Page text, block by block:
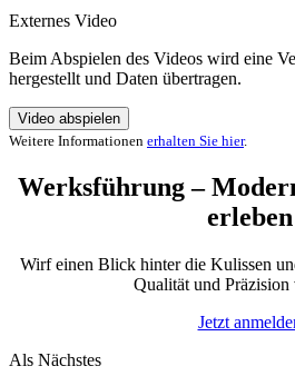
Externes Video
Beim Abspielen des Videos wird eine
hergestellt und Daten übertragen.
Video abspielen
Weitere Informationen erhalten Sie hier.
Werksführung –
erleben
Wirf einen Blick hinter die Kulissen
Qualität und Präzision
Jetzt
Als Nächstes